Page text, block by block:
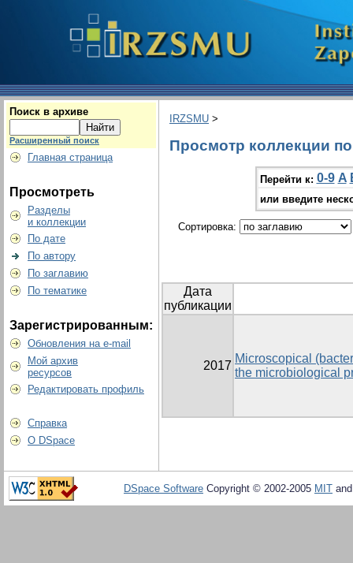
Поиск в архиве
Расширенный поиск
Главная страница
Просмотреть
Разделы
и коллекции
По дате
По автору
По заглавию
По тематике
Зарегистрированным:
Обновления на e-mail
Мой архив
ресурсов
Редактировать профиль
Справка
О DSpace
IRZSMU >
Просмотр коллекции
Перейти к: 0-9 A
или введите
Сортировка:
Дата
публикации
2017
Microscopical
the microbiological
DSpace Software Copyright © 2002-2005 MIT